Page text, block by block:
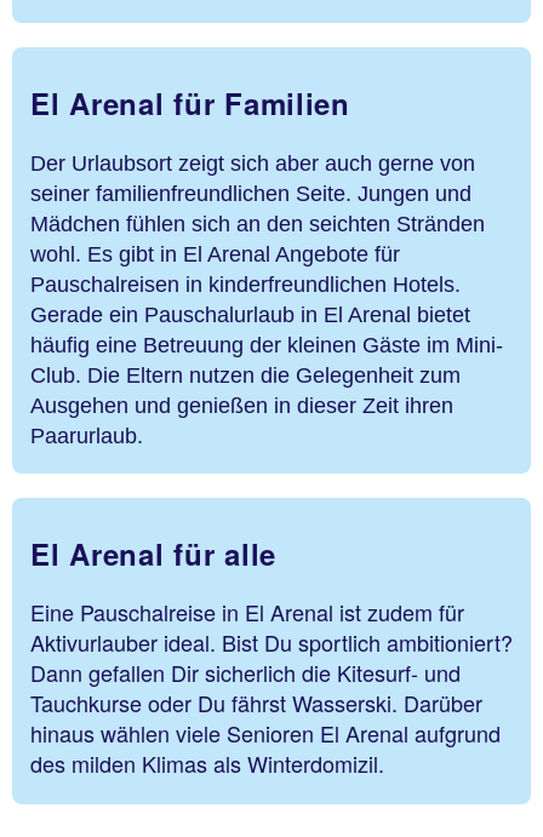
El Arenal für Familien
Der Urlaubsort zeigt sich aber auch gerne von
seiner familienfreundlichen Seite. Jungen und
Mädchen fühlen sich an den seichten Stränden
wohl. Es gibt in El Arenal Angebote für
Pauschalreisen in kinderfreundlichen Hotels.
Gerade ein Pauschalurlaub in El Arenal bietet
häufig eine Betreuung der kleinen Gäste im Mini-
Club. Die Eltern nutzen die Gelegenheit zum
Ausgehen und genießen in dieser Zeit ihren
Paarurlaub.
El Arenal für alle
Eine Pauschalreise in El Arenal ist zudem für
Aktivurlauber ideal. Bist Du sportlich ambitioniert?
Dann gefallen Dir sicherlich die Kitesurf- und
Tauchkurse oder Du fährst Wasserski. Darüber
hinaus wählen viele Senioren El Arenal aufgrund
des milden Klimas als Winterdomizil.